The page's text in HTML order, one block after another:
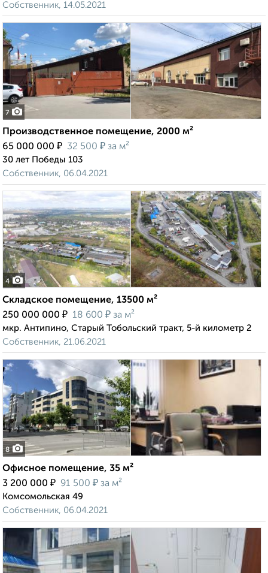
Собственник, 14.05.2021
7
Производственное помещение, 2000 м²
65 000 000 ₽ 32 500 ₽ за м²
30 лет Победы 103
Собственник, 06.04.2021
4
Складское помещение, 13500 м²
250 000 000 ₽ 18 600 ₽ за м²
мкр. Антипино, Старый Тобольский тракт, 5-й километр 2
Собственник, 21.06.2021
8
Офисное помещение, 35 м²
3 200 000 ₽ 91 500 ₽ за м²
Комсомольская 49
Собственник, 06.04.2021